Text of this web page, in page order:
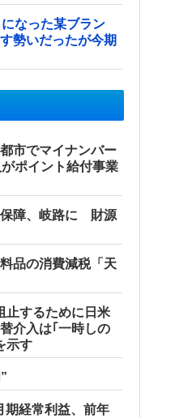
なった某ブラン
勢いだったが今期
市でマイナンバー
ポイント給付事業
保障、岐路に 財源
品の消費減税「天
止するために日米
介入は｢一時しの
示す
期経常利益、前年